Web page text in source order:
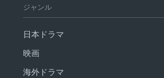
ジャンル
日本ドラマ
映画
海外ドラマ